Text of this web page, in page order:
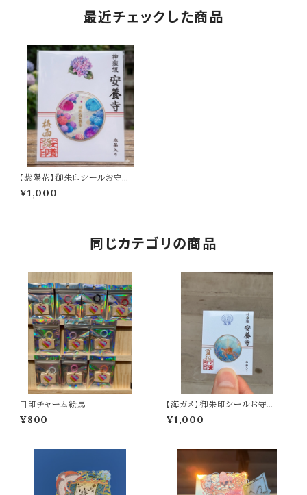
最近チェックした商品
【紫陽花】御朱印シールお守
り 〜水晶入り〜
¥1,000
同じカテゴリの商品
目印チャーム絵馬
¥800
【海ガメ】御朱印シールお守
り 〜水晶入り〜
¥1,000